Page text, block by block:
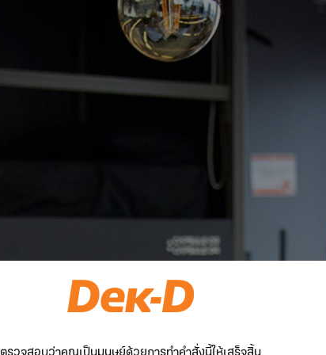
ตรวจสอบว่าคุณเป็นมนุษย์ด้วยการทำคำสั่งนี้ให้เสร็จสิ้น